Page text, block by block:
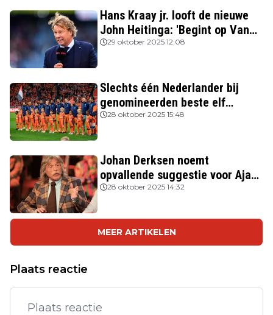
Hans Kraay jr. looft de nieuwe
John Heitinga: 'Begint op Van
Gaal te lijken'
29 oktober 2025 12:08
Slechts één Nederlander bij
genomineerden beste elf
FIFPRO
28 oktober 2025 15:48
Johan Derksen noemt
opvallende suggestie voor Ajax:
'Wacht op hem als opvolger van
28 oktober 2025 14:32
MEER ARTIKELEN
Plaats reactie